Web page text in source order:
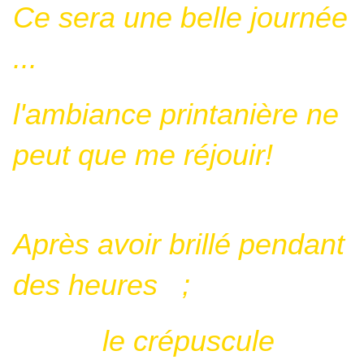
Ce sera une belle journée
...
l'ambiance printanière ne
peut que me réjouir!
Après avoir brillé pendant
des heures ;
le crépuscule